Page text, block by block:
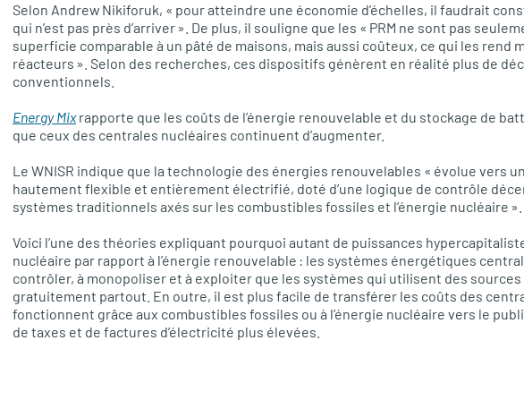
Selon Andrew Nikiforuk, « pour atteindre une économie d’échelles, il faudrait
qui n’est pas près d’arriver ». De plus, il souligne que les « PRM ne sont pas
superficie comparable à un pâté de maisons, mais aussi coûteux, ce qui les rend
réacteurs ». Selon des recherches, ces dispositifs génèrent en réalité plus de
conventionnels.
Energy Mixrapporte que les coûts de l’énergie renouvelable et du stockage de
que ceux des centrales nucléaires continuent d’augmenter.
Le WNISR indique que la technologie des énergies renouvelables « évolue vers
hautement flexible et entièrement électrifié, doté d’une logique de contrôle
systèmes traditionnels axés sur les combustibles fossiles et l’énergie nucléaire ».
Voici l’une des théories expliquant pourquoi autant de puissances
nucléaire par rapport à l’énergie renouvelable : les systèmes énergétiques
contrôler, à monopoliser et à exploiter que les systèmes qui utilisent des sources
gratuitement partout. En outre, il est plus facile de transférer les coûts des
fonctionnent grâce aux combustibles fossiles ou à l’énergie nucléaire vers le
de taxes et de factures d’électricité plus élevées.